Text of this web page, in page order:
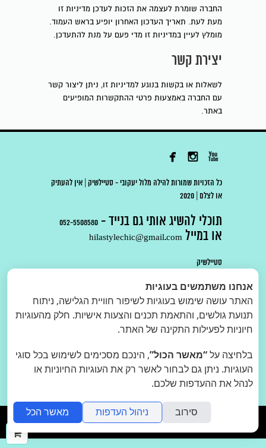
החברה שומרת לעצמה את הזכות לעדכן מדיניות זו
מעת לעת. תאריך העדכון האחרון יופיע בראש העמוד.
מומלץ לעיין במדיניות זו מדי פעם על מנת להתעדכן.
יצירת קשר
לשאלות או בקשות בנוגע למדיניות זו, ניתן ליצור קשר
עם החברה באמצעות פרטי ההתקשרות המופיעים
באתר.
  
כל הזכויות שמורות להילה מלול יעקובי - סטיילשיק | אין להעתיק
או לצלם | 2020
תוכלי להשיג אותי גם בנייד - 052-5508580
או במייל hilastylechic@gmail.com
סטיילשיק
סדנת סטיילשיק
סדנת דימוי גוף
סדנה לנערות
לרכישת סדנא במתנה!
אנחנו משתמשים בעוגיות
האתר עושה שימוש בעוגיות לשיפור חוויית הגלישה, ניתוח
תנועת גולשים, והתאמת תכנים והצעות אישיות. חלק מהעוגיות
חיוניות לפעילות התקינה של האתר.
בלחיצה על“מאשר הכול”, הינכם מסכימים לשימוש בכל סוגי
העוגיות. ניתן גם לבחור לאשר רק את העוגיות החיוניות או
לנהל את ההעדפות שלכם.
סירוב ניהול העדפות מאשר הכל